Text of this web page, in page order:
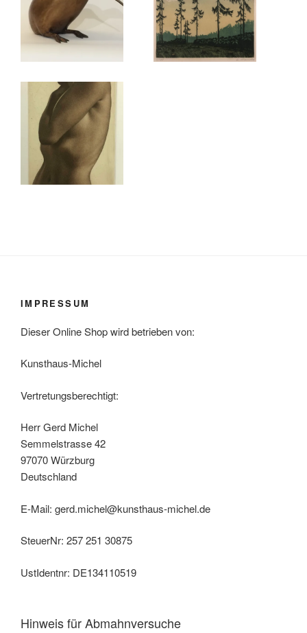
IMPRESSUM
Dieser Online Shop wird betrieben von:
Kunsthaus-Michel
Vertretungsberechtigt:
Herr Gerd Michel
Semmelstrasse 42
97070 Würzburg
Deutschland
E-Mail: gerd.michel@kunsthaus-michel.de
SteuerNr: 257 251 30875
UstIdentnr: DE134110519
Hinweis für Abmahnversuche